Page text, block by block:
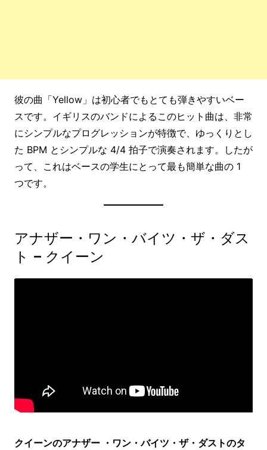
彼の曲「Yellow」は初心者でもとても弾きやすいベー
スです。イギリスのバンドによるこのヒット曲は、非常
にシンプルなプログレッションが特徴で、ゆっくりとし
た BPM とシンプルな 4/4 拍子で演奏されます。したが
って、これはベースの学生にとって最も簡単な曲の 1
つです。
アナザー・ワン・バイツ・ザ・ダス
ト – クイーン
クイーンのアナザー ・ワン・バイツ・ザ・ダストのタ